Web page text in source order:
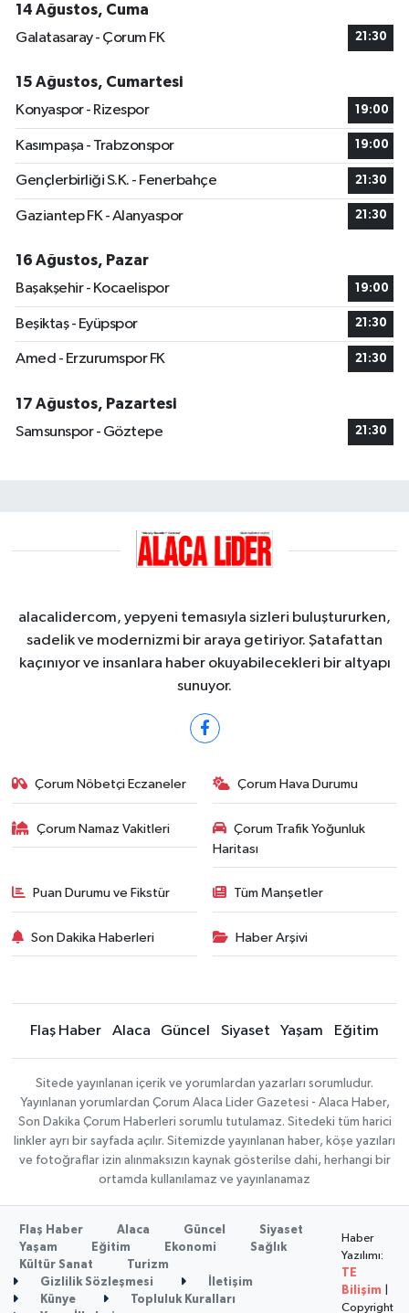
14 Ağustos, Cuma
Galatasaray - Çorum FK
21:30
15 Ağustos, Cumartesi
Konyaspor - Rizespor
19:00
Kasımpaşa - Trabzonspor 19:00
Gençlerbirliği S.K. - Fenerbahçe 21:30
Gaziantep FK - Alanyaspor 21:30
16 Ağustos, Pazar
Başakşehir - Kocaelispor
19:00
Beşiktaş - Eyüpspor 21:30
Amed - Erzurumspor FK 21:30
17 Ağustos, Pazartesi
Samsunspor - Göztepe
21:30
alacalidercom, yepyeni temasıyla sizleri buluştururken,
sadelik ve modernizmi bir araya getiriyor. Şatafattan
kaçınıyor ve insanlara haber okuyabilecekleri bir altyapı
sunuyor.
Çorum Nöbetçi Eczaneler Çorum Hava Durumu
Çorum Namaz Vakitleri
Çorum Trafik Yoğunluk
Haritası
Puan Durumu ve Fikstür Tüm Manşetler
Son Dakika Haberleri Haber Arşivi
Flaş Haber Alaca Güncel Siyaset Yaşam Eğitim
Sitede yayınlanan içerik ve yorumlardan yazarları sorumludur.
Yayınlanan yorumlardan Çorum Alaca Lider Gazetesi - Alaca Haber,
Son Dakika Çorum Haberleri sorumlu tutulamaz. Sitedeki tüm harici
linkler ayrı bir sayfada açılır. Sitemizde yayınlanan haber, köşe yazıları
ve fotoğraflar izin alınmaksızın kaynak gösterilse dahi, herhangi bir
ortamda kullanılamaz ve yayınlanamaz
Flaş Haber Alaca Güncel
Siyaset
Yaşam
Eğitim Ekonomi
Sağlık
Kültür Sanat
Turizm
Gizlilik Sözleşmesi
İletişim
Künye
Topluluk Kuralları
Haber
Yazılımı:
TE
Bilişim
Copyright